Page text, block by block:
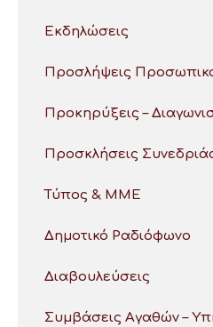
Εκδηλώσεις
Προσλήψεις
Προκηρύξεις –
Προσκλήσεις
Τύπος & ΜΜΕ
Δημοτικό Ραδιόφωνο
Διαβουλεύσεις
Συμβάσεις Αγαθών –